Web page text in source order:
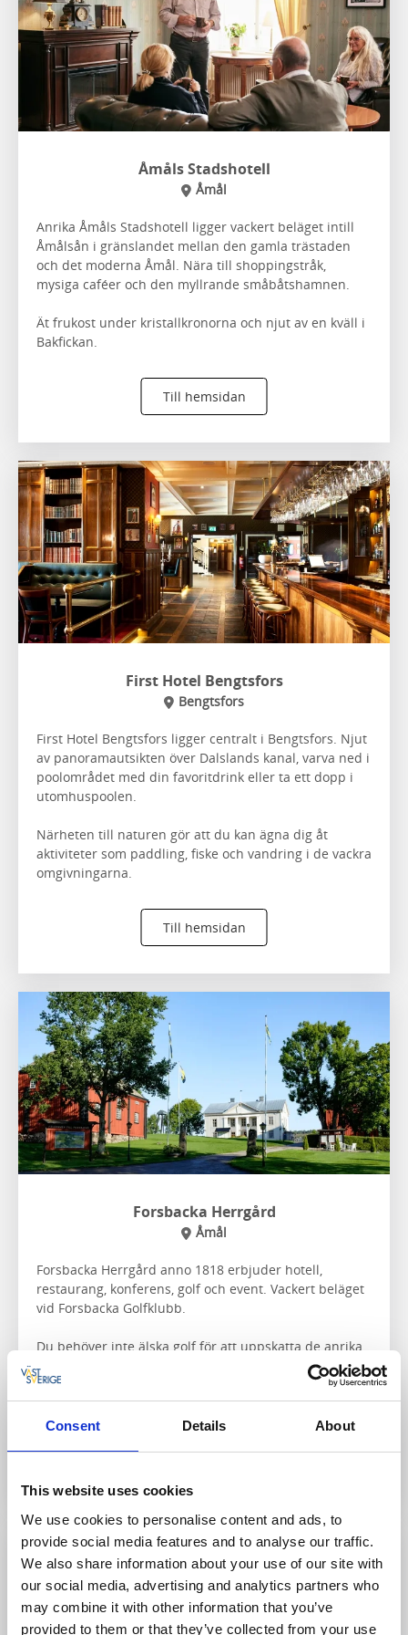
Consent Details About
This website uses cookies
We use cookies to personalise content and ads, to
provide social media features and to analyse our traffic.
We also share information about your use of our site with
our social media, advertising and analytics partners who
may combine it with other information that you’ve
provided to them or that they’ve collected from your use
Åmåls Stadshotell
Åmål
Anrika Åmåls Stadshotell ligger vackert beläget intill
Åmålsån i gränslandet mellan den gamla trästaden
och det moderna Åmål. Nära till shoppingstråk,
mysiga caféer och den myllrande småbåtshamnen.
Ät frukost under kristallkronorna och njut av en kväll i
Bakfickan.
Till hemsidan
First Hotel Bengtsfors
Bengtsfors
First Hotel Bengtsfors ligger centralt i Bengtsfors. Njut
av panoramautsikten över Dalslands kanal, varva ned i
poolområdet med din favoritdrink eller ta ett dopp i
utomhuspoolen.
Närheten till naturen gör att du kan ägna dig åt
aktiviteter som paddling, fiske och vandring i de vackra
omgivningarna.
Till hemsidan
Forsbacka Herrgård
Åmål
Forsbacka Herrgård anno 1818 erbjuder hotell,
restaurang, konferens, golf och event. Vackert beläget
vid Forsbacka Golfklubb.
Du behöver inte älska golf för att uppskatta de anrika
byggnaderna, den goda maten och rofyllda naturen på
Forsbacka. Men om du gör det, är du definitiv på rätt
plats.
Till hemsidan